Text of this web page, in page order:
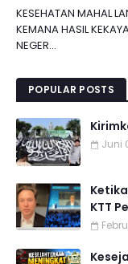
KESEHATAN MAHAL
KEMANA HASIL
NEGER...
POPULAR POSTS
Juni
KTT